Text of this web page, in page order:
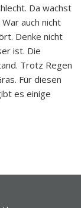
Da wachst
auch nicht
Denke nicht
ist. Die
Trotz Regen
Für diesen
es einige